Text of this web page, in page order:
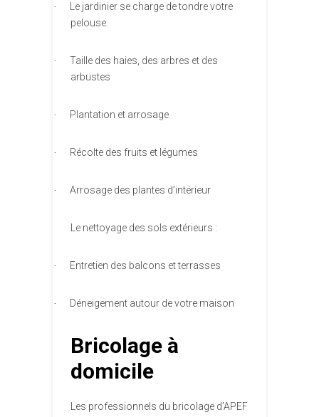
·
Le jardinier se charge de tondre votre
pelouse.
·
Taille des haies, des arbres et des
arbustes
· Plantation et arrosage
· Récolte des fruits et légumes
· Arrosage des plantes d’intérieur
Le nettoyage des sols extérieurs :
· Entretien des balcons et terrasses
· Déneigement autour de votre maison
Bricolage à
domicile
Les professionnels du bricolage d’APEF